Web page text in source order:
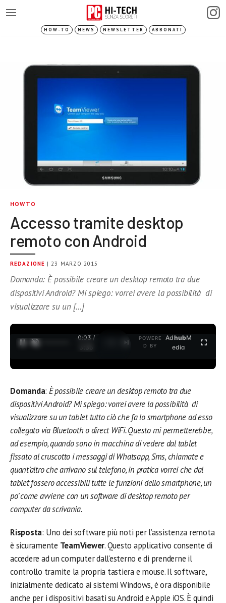
HOW-TO NEWS NEWSLETTER ABBONATI
HOWTO
Accesso tramite desktop
remoto con Android
REDAZIONE | 23 MARZO 2015
Domanda: È possibile creare un desktop remoto tra due
dispositivi Android? Mi spiego: vorrei avere la possibilità di
visualizzare su un […]
0:03 /
3:35
POWERE
D BY
AdhubM
edia
Domanda: È possibile creare un desktop remoto tra due
dispositivi Android? Mi spiego: vorrei avere la possibilità di
visualizzare su un tablet tutto ciò che fa lo smartphone ad esso
collegato via Bluetooth o direct WiFi. Questo mi permetterebbe,
ad esempio, quando sono in macchina di vedere dal tablet
fissato al cruscotto i messaggi di Whatsapp, Sms, chiamate e
quant’altro che arrivano sul telefono, in pratica vorrei che dal
tablet fossero accessibili tutte le funzioni dello smartphone, un
po’ come avviene con un software di desktop remoto per
computer da scrivania.
Risposta: Uno dei software più noti per l’assistenza remota
è sicuramente TeamViewer. Questo applicativo consente di
accedere ad un computer dall’esterno e di prenderne il
controllo tramite la propria tastiera e mouse. Il software,
inizialmente dedicato ai sistemi Windows, è ora disponibile
anche per i dispositivi basati su Android e Apple iOS. È quindi